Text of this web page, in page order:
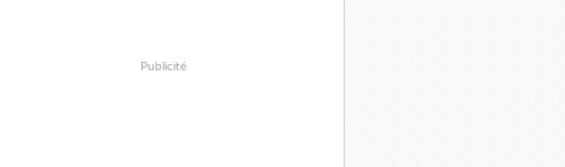
Publicité